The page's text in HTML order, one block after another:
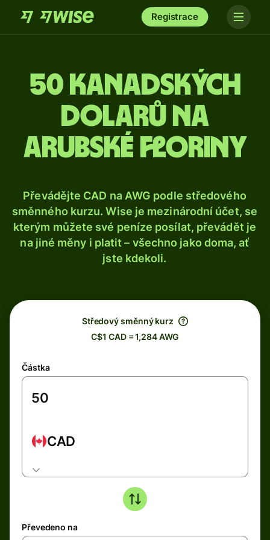
Registrace
50 kanadských
dolarů na
arubské floriny
Převádějte CAD na AWG podle středového
směnného kurzu. Wise je mezinárodní účet, se
kterým můžete své peníze posílat, převádět je
na jiné měny i platit – všechno jako doma, ať
jste kdekoli.
Středový směnný kurz
C$1 CAD = 1,284 AWG
Částka
CAD
Převedeno na